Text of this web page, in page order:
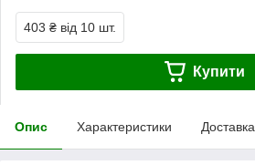
403 ₴ від 10 шт.
Купити
Опис Характеристики Доставка